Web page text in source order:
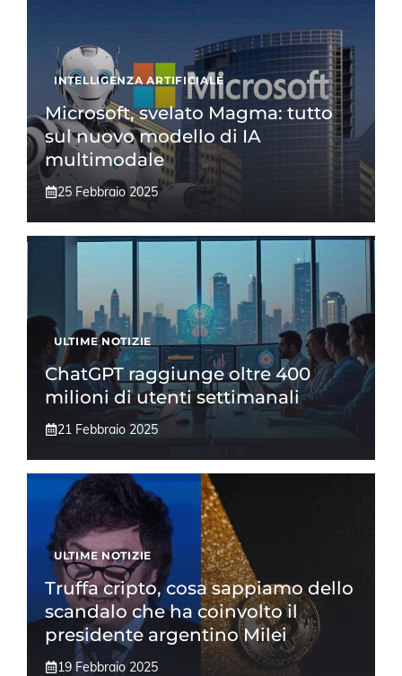
INTELLIGENZA ARTIFICIALE
Microsoft, svelato Magma: tutto
sul nuovo modello di IA
multimodale
25 Febbraio 2025
ULTIME NOTIZIE
ChatGPT raggiunge oltre 400
milioni di utenti settimanali
21 Febbraio 2025
ULTIME NOTIZIE
Truffa cripto, cosa sappiamo dello
scandalo che ha coinvolto il
presidente argentino Milei
19 Febbraio 2025